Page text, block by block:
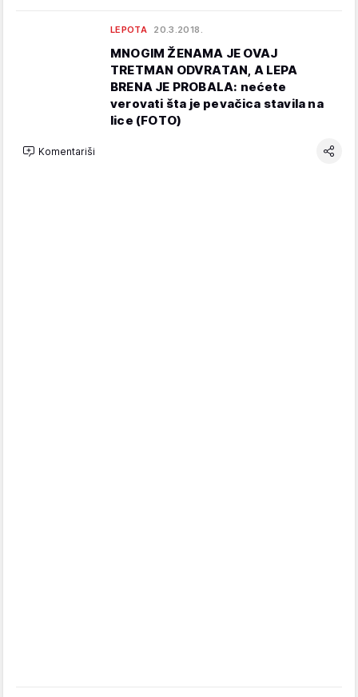
LEPOTA 20.3.2018.
MNOGIM ŽENAMA JE OVAJ
TRETMAN ODVRATAN, A LEPA
BRENA JE PROBALA: nećete
verovati šta je pevačica stavila na
lice (FOTO)
Komentariši